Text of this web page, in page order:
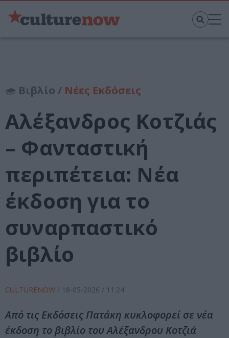
Βιβλίο / Νέες Εκδόσεις
Αλέξανδρος Κοτζιάς
– Φανταστική
περιπέτεια: Νέα
έκδοση για το
συναρπαστικό
βιβλίο
CULTURENOW / 18-05-2026 / 11:24
Από τις Εκδόσεις Πατάκη κυκλοφορεί σε νέα
έκδοση το βιβλίο του Αλέξανδρου Κοτζιά